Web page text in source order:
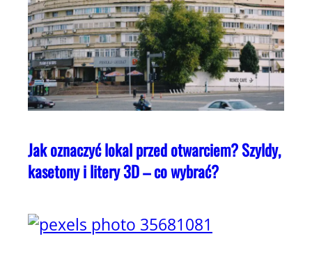
Jak oznaczyć lokal przed otwarciem? Szyldy,
kasetony i litery 3D – co wybrać?